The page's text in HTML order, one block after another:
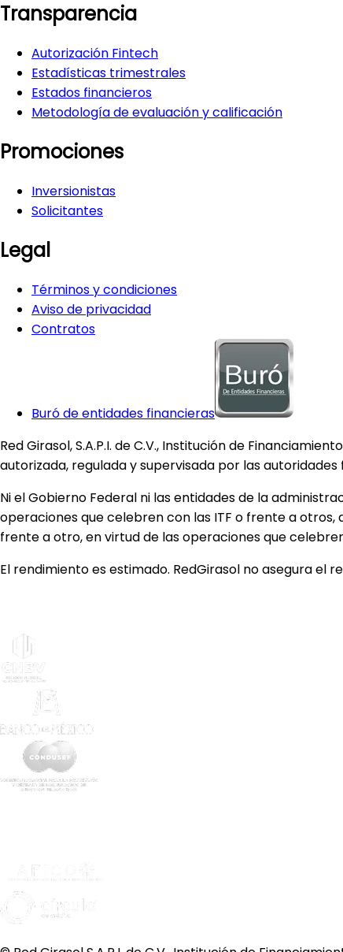
Transparencia
Autorización Fintech
Estadísticas trimestrales
Estados financieros
Metodología de evaluación y calificación
Promociones
Inversionistas
Solicitantes
Legal
Términos y condiciones
Aviso de privacidad
Contratos
Buró de entidades financieras
Red Girasol, S.A.P.I. de C.V., Institución de
autorizada, regulada y supervisada por las autoridades
Ni el Gobierno Federal ni las entidades de la
operaciones que celebren con las ITF o frente a
frente a otro, en virtud de las operaciones que
El rendimiento es estimado. RedGirasol no asegura el